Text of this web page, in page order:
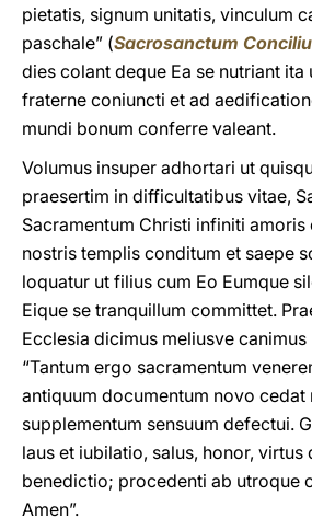
pietatis, signum unitatis, vinculum
paschale” (Sacrosanctum
dies colant deque Ea se nutriant ita
fraterne coniuncti et ad
mundi bonum conferre valeant.
Volumus insuper adhortari ut
praesertim in difficultatibus vitae,
Sacramentum Christi infiniti
nostris templis conditum et saepe
loquatur ut filius cum Eo Eumque
Eique se tranquillum committet.
Ecclesia dicimus meliusve
“Tantum ergo sacramentum
antiquum documentum novo
supplementum sensuum defectui.
laus et iubilatio, salus, honor, virtus
benedictio; procedenti ab utroque
Amen”.